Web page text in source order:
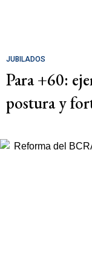
JUBILADOS
Para +60:
postura y